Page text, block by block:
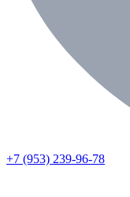
+7 (953) 239-96-78